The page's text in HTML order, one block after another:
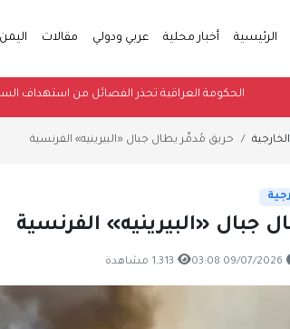
الرئيسية أخبار محلية عربي ودولي مقالات
الحكومة العراقية تحذر الفصائل من
حريق مُدمِّر يطال جبال «البيرينيه» الفرنسية
جبال «البيرينيه» الفرنسية
09/07/2026 03:08 1,313 مشاهدة